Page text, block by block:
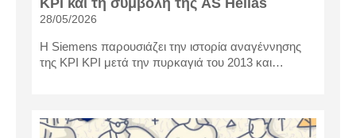
28/05/2026
Η Siemens παρουσιάζει την ιστορία αναγέννησης
της KΡI KΡI μετά την πυρκαγιά του 2013 και…